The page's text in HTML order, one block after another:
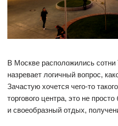
В Москве расположились
назревает логичный вопрос,
Зачастую хочется чего-то
торгового центра, это не
и своеобразный отдых,